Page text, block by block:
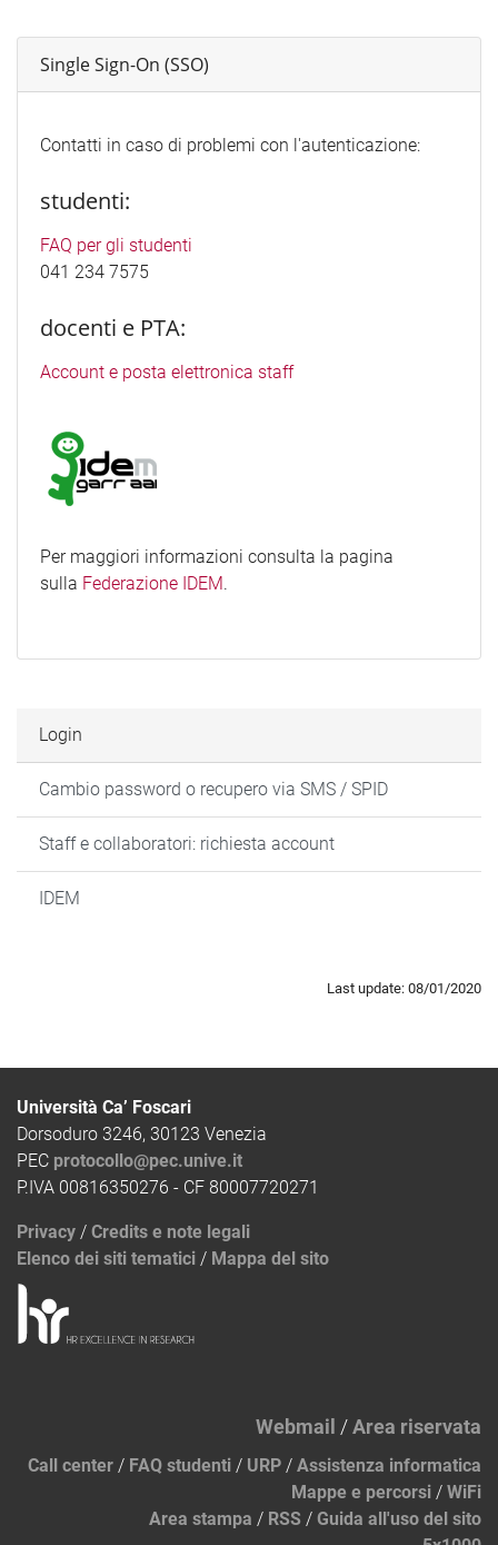
Single Sign-On (SSO)
Contatti in caso di problemi con l'autenticazione:
studenti:
FAQ per gli studenti
041 234 7575
docenti e PTA:
Account e posta elettronica staff
Per maggiori informazioni consulta la pagina
sulla Federazione IDEM.
Login
Cambio password o recupero via SMS / SPID
Staff e collaboratori: richiesta account
IDEM
Last update: 08/01/2020
Università Ca’ Foscari
Dorsoduro 3246, 30123 Venezia
PEC protocollo@pec.unive.it
P.IVA 00816350276 - CF 80007720271
Privacy / Credits e note legali
Elenco dei siti tematici / Mappa del sito
Webmail /Area riservata
Call center / FAQ studenti / URP / Assistenza informatica
Mappe e percorsi / WiFi
Area stampa / RSS / Guida all'uso del sito